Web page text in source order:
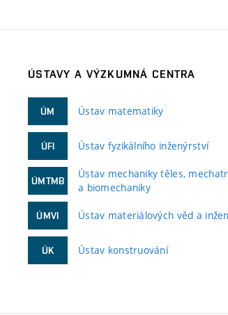
ÚSTAVY A VÝZKUMNÁ CENTRA
ÚM Ústav matematiky
ÚFI Ústav fyzikálního inženýrství
ÚMTMB
Ústav mechaniky těles,
a biomechaniky
ÚMVI Ústav materiálových věd a
ÚK Ústav konstruování